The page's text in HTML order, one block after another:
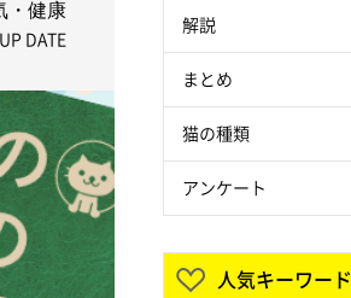
・健康
UP DATE
解説
まとめ
猫の種類
アンケート
人気キーワード